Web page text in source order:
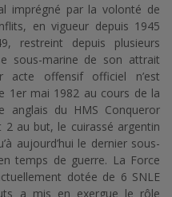
imprégné par la volonté de
en vigueur depuis 1945
restreint depuis plusieurs
sous-marine de son attrait
acte offensif officiel n’est
1er mai 1982 au cours de la
anglais du HMS Conqueror
au but, le cuirassé argentin
aujourd’hui le dernier sous-
temps de guerre. La Force
dotée de 6 SNLE
a mis en exergue le rôle